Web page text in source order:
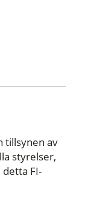
tillsynen av
styrelser,
FI-